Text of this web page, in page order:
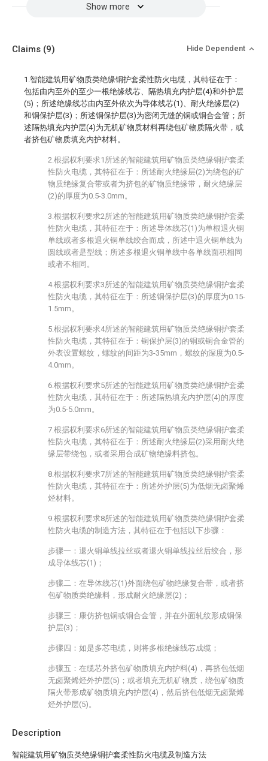
Show more
Description
智能建筑用矿物质类绝缘铜护套柔性防火电缆及制造方法
Claims (9) Hide Dependent
1.智能建筑用矿物质类绝缘铜护套柔性防火电缆，其特征在于：
包括由内至外的至少一根绝缘线芯、隔热填充内护层(4)和外护层
(5)；所述绝缘线芯由内至外依次为导体线芯(1)、耐火绝缘层(2)
和铜保护层(3)；所述铜保护层(3)为密闭无缝的铜或铜合金管；所
述隔热填充内护层(4)为无机矿物质材料再绕包矿物质隔火带，或
者挤包矿物质填充内护材料。
2.根据权利要求1所述的智能建筑用矿物质类绝缘铜护套柔
性防火电缆，其特征在于：所述耐火绝缘层(2)为绕包的矿
物质绝缘复合带或者为挤包的矿物质绝缘带，耐火绝缘层
(2)的厚度为0.5-3.0mm。
3.根据权利要求2所述的智能建筑用矿物质类绝缘铜护套柔
性防火电缆，其特征在于：所述导体线芯(1)为单根退火铜
单线或者多根退火铜单线绞合而成，所述中退火铜单线为
圆线或者是型线；所述多根退火铜单线中各单线面积相同
或者不相同。
4.根据权利要求3所述的智能建筑用矿物质类绝缘铜护套柔
性防火电缆，其特征在于：所述铜保护层(3)的厚度为0.15-
1.5mm。
5.根据权利要求4所述的智能建筑用矿物质类绝缘铜护套柔
性防火电缆，其特征在于：铜保护层(3)的铜或铜合金管的
外表设置螺纹，螺纹的间距为3-35mm，螺纹的深度为0.5-
4.0mm。
6.根据权利要求5所述的智能建筑用矿物质类绝缘铜护套柔
性防火电缆，其特征在于：所述隔热填充内护层(4)的厚度
为0.5-5.0mm。
7.根据权利要求6所述的智能建筑用矿物质类绝缘铜护套柔
性防火电缆，其特征在于：所述耐火绝缘层(2)采用耐火绝
缘层带绕包，或者采用合成矿物绝缘料挤包。
8.根据权利要求7所述的智能建筑用矿物质类绝缘铜护套柔
性防火电缆，其特征在于：所述外护层(5)为低烟无卤聚烯
烃材料。
9.根据权利要求8所述的智能建筑用矿物质类绝缘铜护套柔
性防火电缆的制造方法，其特征在于包括以下步骤：
步骤一：退火铜单线拉丝或者退火铜单线拉丝后绞合，形
成导体线芯(1)；
步骤二：在导体线芯(1)外面绕包矿物绝缘复合带，或者挤
包矿物质类绝缘料，形成耐火绝缘层(2)；
步骤三：康仿挤包铜或铜合金管，并在外面轧纹形成铜保
护层(3)；
步骤四：如是多芯电缆，则将多根绝缘线芯成缆；
步骤五：在缆芯外挤包矿物质填充内护料(4)，再挤包低烟
无卤聚烯烃外护层(5)；或者填充无机矿物质，绕包矿物质
隔火带形成矿物质填充内护层(4)，然后挤包低烟无卤聚烯
烃外护层(5)。